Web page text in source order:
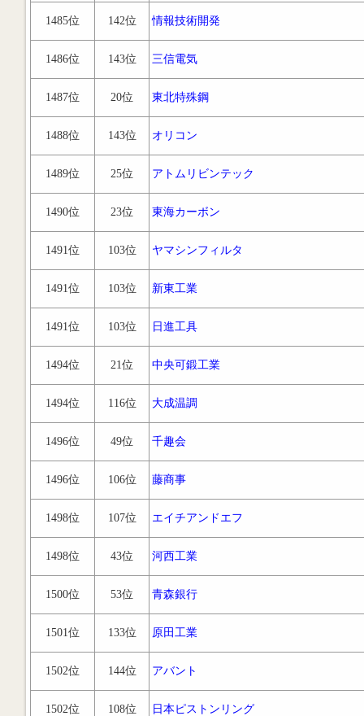
1485位 142位 情報技術開発
1486位 143位 三信電気
1487位 20位 東北特殊鋼
1488位 143位 オリコン
1489位 25位 アトムリビンテック
1490位 23位 東海カーボン
1491位 103位 ヤマシンフィルタ
1491位 103位 新東工業
1491位 103位 日進工具
1494位 21位 中央可鍛工業
1494位 116位 大成温調
1496位 49位 千趣会
1496位 106位 藤商事
1498位 107位 エイチアンドエフ
1498位 43位 河西工業
1500位 53位 青森銀行
1501位 133位 原田工業
1502位 144位 アバント
1502位 108位 日本ピストンリング